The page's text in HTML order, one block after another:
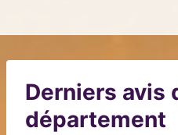
Derniers avis
département